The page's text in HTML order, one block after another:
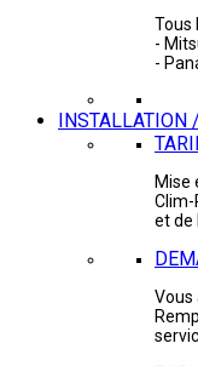
Tous
-
-
INSTALLATION
Mise
et de
Vous